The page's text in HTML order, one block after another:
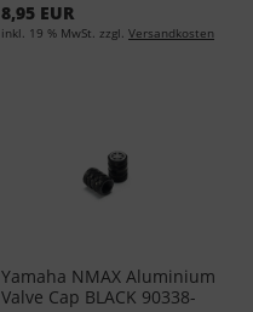
8,95 EUR
inkl. 19 % MwSt. zzgl. Versandkosten
Yamaha NMAX Aluminium
Valve Cap BLACK 90338-